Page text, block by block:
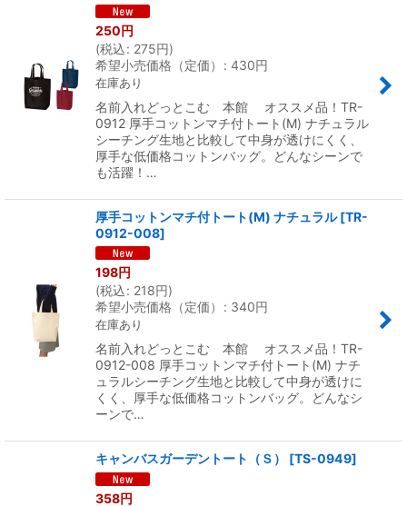
250円
(税込: 275円)
希望小売価格（定価）
: 430円
在庫あり
名前入れどっとこむ 本館 オススメ品！TR-
0912 厚手コットンマチ付トート(M) ナチュラル
シーチング生地と比較して中身が透けにくく、
厚手な低価格コットンバッグ。どんなシーンで
も活躍！…
厚手コットンマチ付トート(M) ナチュラル [TR-
0912-008]
198円
(税込: 218円)
希望小売価格（定価）
: 340円
在庫あり
名前入れどっとこむ 本館 オススメ品！TR-
0912-008 厚手コットンマチ付トート(M) ナチ
ュラルシーチング生地と比較して中身が透けに
くく、厚手な低価格コットンバッグ。どんなシ
ーンで…
キャンバスガーデントート（Ｓ） [TS-0949]
358円